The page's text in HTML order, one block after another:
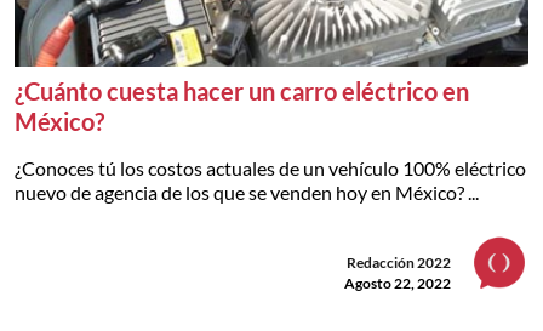
¿Cuánto cuesta hacer un carro eléctrico en
México?
¿Conoces tú los costos actuales de un vehículo 100% eléctrico
nuevo de agencia de los que se venden hoy en México? ...
Redacción 2022
Agosto 22, 2022